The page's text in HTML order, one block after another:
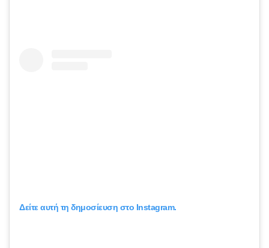
Δείτε αυτή τη δημοσίευση στο Instagram.